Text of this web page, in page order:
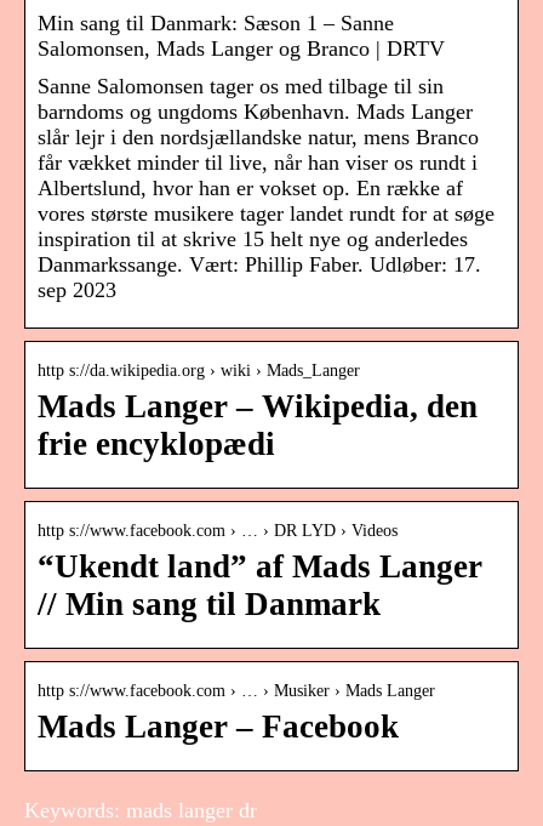
Min sang til Danmark: Sæson 1 – Sanne
Salomonsen, Mads Langer og Branco | DRTV
Sanne Salomonsen tager os med tilbage til sin
barndoms og ungdoms København. Mads Langer
slår lejr i den nordsjællandske natur, mens Branco
får vækket minder til live, når han viser os rundt i
Albertslund, hvor han er vokset op. En række af
vores største musikere tager landet rundt for at søge
inspiration til at skrive 15 helt nye og anderledes
Danmarkssange. Vært: Phillip Faber. Udløber: 17.
sep 2023
http s://da.wikipedia.org › wiki › Mads_Langer
Mads Langer – Wikipedia, den
frie encyklopædi
http s://www.facebook.com › … › DR LYD › Videos
“Ukendt land” af Mads Langer
// Min sang til Danmark
http s://www.facebook.com › … › Musiker › Mads Langer
Mads Langer – Facebook
Keywords: mads langer dr